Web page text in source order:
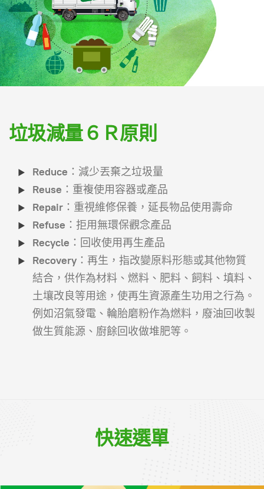
垃圾減量６Ｒ原則
Reduce ：減少丟棄之垃圾量
Reuse ：重複使用容器或產品
Repair ：重視維修保養，延長物品使用壽命
Refuse ：拒用無環保觀念產品
Recycle ：回收使用再生產品
Recovery ：再生，指改變原料形態或其他物質
結合，供作為材料、燃料、肥料、飼料、填料、
土壤改良等用途，使再生資源產生功用之行為。
例如沼氣發電、輪胎磨粉作為燃料，廢油回收製
做生質能源、廚餘回收做堆肥等。
快速選單